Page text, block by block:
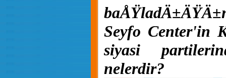
Seyfo Center'in
siyasi
nelerdir?